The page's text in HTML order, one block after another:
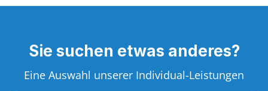
Sie suchen etwas anderes?
Eine Auswahl unserer Individual-Leistungen